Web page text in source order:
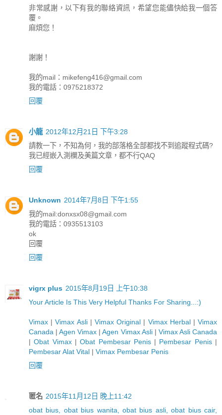
非常感謝，以下有我的聯絡資訊，希望您能儘快給我一個答
覆。
麻煩您！
謝謝！
我的mail： mikefeng416@gmail.com
我的電話：0975218372
回覆
小龍 2012年12月21日 下午3:28
請教一下，不知為何，我的部落格全部都找不到追蹤程式碼?
我已經嵌入測欄及美篇文章，都不行QAQ
回覆
Unknown 2014年7月8日 下午1:55
我的mail:donxsx08@gmail.com
我的電話：0935513103
ok
回覆
回覆
vigrx plus 2015年8月19日 上午10:38
YourArticle Is This Very Helpful Thanks For Sharing :)
Vimax |Vimax Asli| Vimax Original | Vimax Herbal|Vimax
Canada |Agen Vimax |Agen Vimax Asli| Vimax Asli Canada
|Obat Vimax|Obat Pembesar Penis| Pembesar Penis|
Pembesar Alat Vital | Vimax Pembesar Penis
回覆
匿名 2015年11月12日 晚上11:42
obat bius, obat bius wanita, obat bius asli, obat bius cair,